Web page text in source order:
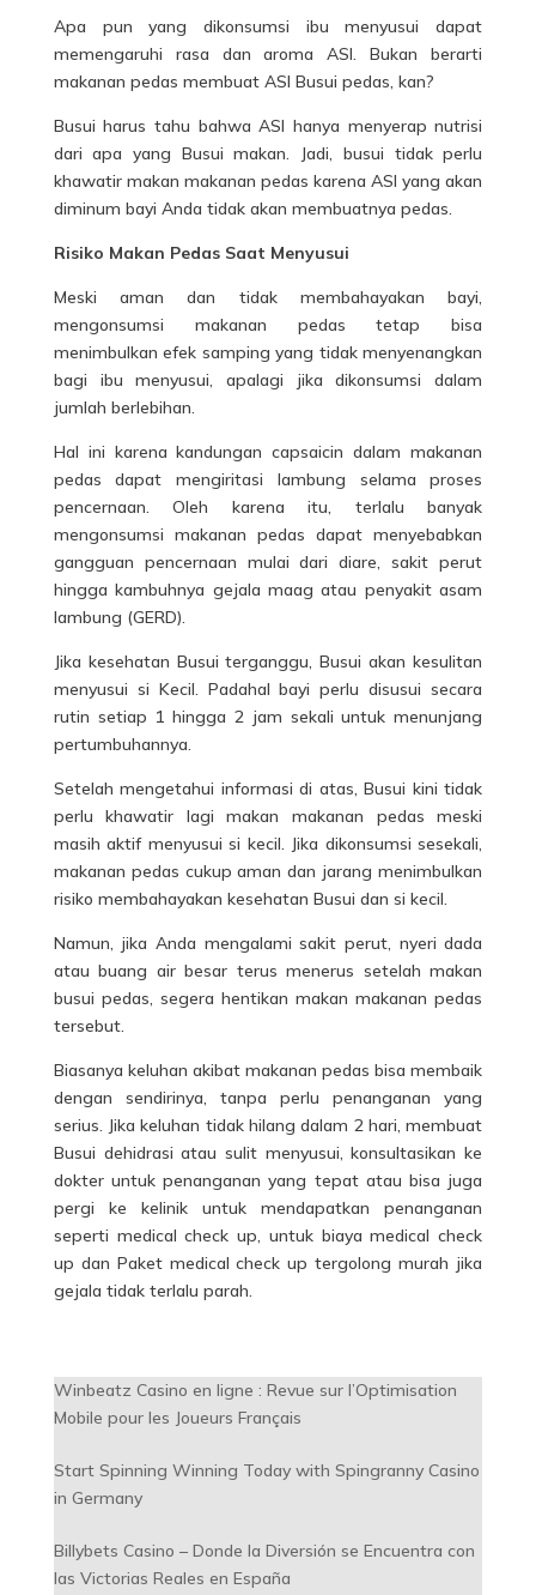
Apa pun yang dikonsumsi ibu menyusui dapat
memengaruhi rasa dan aroma ASI. Bukan berarti
makanan pedas membuat ASI Busui pedas, kan?
Busui harus tahu bahwa ASI hanya menyerap nutrisi
dari apa yang Busui makan. Jadi, busui tidak perlu
khawatir makan makanan pedas karena ASI yang akan
diminum bayi Anda tidak akan membuatnya pedas.
Risiko Makan Pedas Saat Menyusui
Meski aman dan tidak membahayakan bayi,
mengonsumsi makanan pedas tetap bisa
menimbulkan efek samping yang tidak menyenangkan
bagi ibu menyusui, apalagi jika dikonsumsi dalam
jumlah berlebihan.
Hal ini karena kandungan capsaicin dalam makanan
pedas dapat mengiritasi lambung selama proses
pencernaan. Oleh karena itu, terlalu banyak
mengonsumsi makanan pedas dapat menyebabkan
gangguan pencernaan mulai dari diare, sakit perut
hingga kambuhnya gejala maag atau penyakit asam
lambung (GERD).
Jika kesehatan Busui terganggu, Busui akan kesulitan
menyusui si Kecil. Padahal bayi perlu disusui secara
rutin setiap 1 hingga 2 jam sekali untuk menunjang
pertumbuhannya.
Setelah mengetahui informasi di atas, Busui kini tidak
perlu khawatir lagi makan makanan pedas meski
masih aktif menyusui si kecil. Jika dikonsumsi sesekali,
makanan pedas cukup aman dan jarang menimbulkan
risiko membahayakan kesehatan Busui dan si kecil.
Namun, jika Anda mengalami sakit perut, nyeri dada
atau buang air besar terus menerus setelah makan
busui pedas, segera hentikan makan makanan pedas
tersebut.
Biasanya keluhan akibat makanan pedas bisa membaik
dengan sendirinya, tanpa perlu penanganan yang
serius. Jika keluhan tidak hilang dalam 2 hari, membuat
Busui dehidrasi atau sulit menyusui, konsultasikan ke
dokter untuk penanganan yang tepatatau bisa juga
pergi ke kelinik untuk mendapatkan penanganan
seperti medical check up, untuk biaya medical check
up dan Paket medical check up tergolong murah jika
gejala tidak terlalu parah.
Winbeatz Casino en ligne : Revue sur l’Optimisation
Mobile pour les Joueurs Français
Start Spinning Winning Today with Spingranny Casino
in Germany
Billybets Casino – Donde la Diversión se Encuentra con
las Victorias Reales en España